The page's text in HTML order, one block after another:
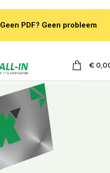
€
PDF? Geen probleem